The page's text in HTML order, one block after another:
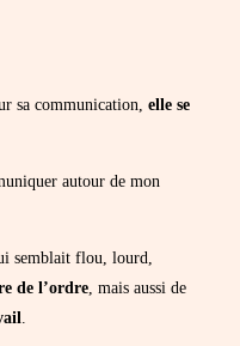
sa communication, elle se
autour de mon
semblait flou, lourd,
de l’ordre , mais aussi de